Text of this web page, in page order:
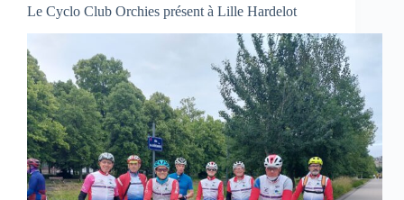
Le Cyclo Club Orchies présent à Lille Hardelot